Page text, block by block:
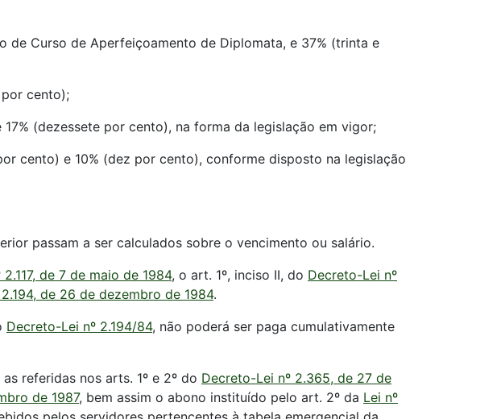
Curso de Aperfeiçoamento de Diplomata, e 37% (trinta e
cento);
(dezessete por cento), na forma da legislação em vigor;
cento) e 10% (dez por cento), conforme disposto na legislação
passam a ser calculados sobre o vencimento ou salário.
de 7 de maio de 1984, o art. 1º, inciso II, do Decreto-Lei nº
de 26 de dezembro de 1984.
Decreto-Lei nº 2.194/84, não poderá ser paga cumulativamente
referidas nos arts. 1º e 2º do Decreto-Lei nº 2.365, de 27 de
de 1987, bem assim o abono instituído pelo art. 2º da Lei nº